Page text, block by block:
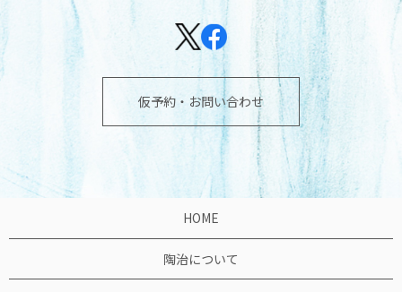
仮予約・お問い合わせ
HOME
陶治について